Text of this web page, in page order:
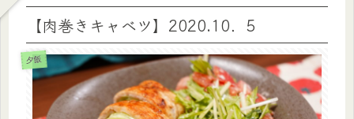
【肉巻きキャベツ】2020.10．5
夕飯